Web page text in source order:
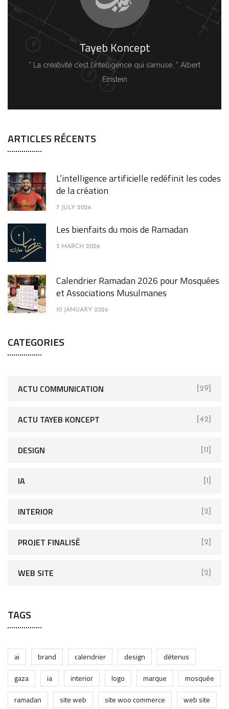
Tayeb Koncept
” La créativité c’est l’intelligence qui s’amuse. ” Albert
Einstein
ARTICLES RÉCENTS
L’intelligence artificielle redéfinit les codes
de la création
7 JULY 2026
Les bienfaits du mois de Ramadan
3 MARCH 2026
Calendrier Ramadan 2026 pour Mosquées
et Associations Musulmanes
10 JANUARY 2026
CATEGORIES
ACTU COMMUNICATION [29]
ACTU TAYEB KONCEPT [42]
DESIGN [11]
IA [1]
INTERIOR [2]
PROJET FINALISÉ [2]
WEB SITE [2]
TAGS
ai brand calendrier design
détenus
gaza
ia interior logo marque
mosquée
ramadan
site web site woo commerce web site